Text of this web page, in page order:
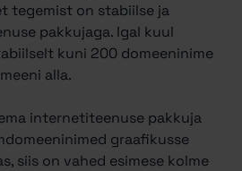
tegemist on stabiilse ja
pakkujaga. Igal kuul
kuni 200 domeeninime
alla.
internetiteenuse pakkuja
graafikusse
siis on vahed esimese kolme